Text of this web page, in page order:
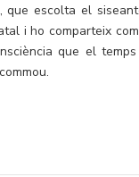
escolta el
i ho comparteix
que el